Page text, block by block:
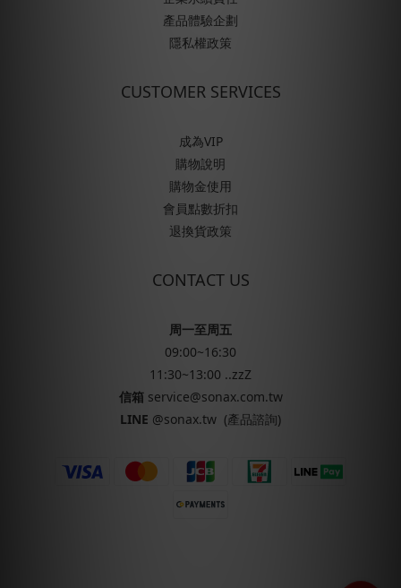
產品體驗企劃
隱私權政策
CUSTOMER SERVICES
成為VIP
購物說明
購物金使用
會員點數折扣
退換貨政策
CONTACT US
周一至周五
09:00~16:30
11:30~13:00 ..zzZ
信箱service@sonax.com.tw
LINE @sonax.tw (產品諮詢)